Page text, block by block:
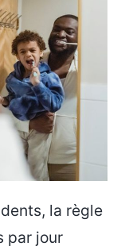
la règle
par jour